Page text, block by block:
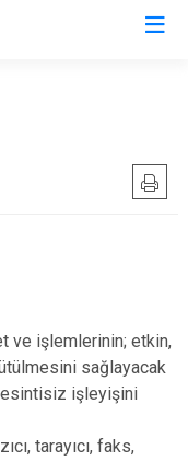
ve işlemlerinin; etkin,
sağlayacak
işleyişini
tarayıcı, faks,